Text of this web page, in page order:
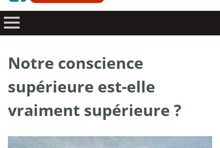
Notre conscience
supérieure est-elle
vraiment supérieure ?